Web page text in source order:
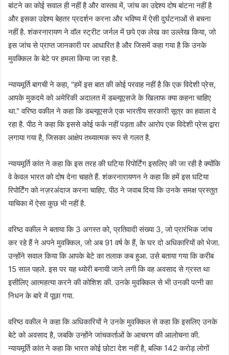
बांटने का कोई सवाल ही नहीं है और वास्तव में, जांच का उद्देश्य दोष बांटना नहीं है
और इसका उद्देश्य बेहतर प्रदर्शन करना और भविष्य में ऐसी दुर्घटनाओं से बचना
नहीं है. शंकरनारायण ने वॉल स्ट्रीट जर्नल में छपे एक लेख का उल्लेख किया, जो
इस जांच से प्राप्त जानकारी पर आधारित है और जिसमें कहा गया है कि उनके
मुवक्किल के बेटे पर हमला किया जा रहा है.
न्यायमूर्ति बागची ने कहा, "हमें इस बात की कोई परवाह नहीं है कि एक विदेशी प्रेस,
आपके मुकदमे को अमेरिकी अदालत में डब्ल्यूएसजे के खिलाफ क्या कहना चाहिए
था." वरिष्ठ वकील ने कहा कि डब्ल्यूएसजे एक भारतीय सरकारी सूत्र का हवाला दे
रहा है. पीठ ने कहा कि इससे कोई फर्क नहीं पड़ता और आरोप एक विदेशी प्रेस द्वारा
लगाया गया है, जिसका आक्षेप तथ्यात्मक रूप से गलत है.
न्यायमूर्ति कांत ने कहा कि इस तरह की घटिया रिपोर्टिंग इसलिए की जा रही है क्योंकि
वे केवल भारत को दोष देना चाहते हैं. शंकरनारायणन ने कहा कि हमें इस घटिया
रिपोर्टिंग को नज़रअंदाज करना चाहिए. पीठ ने जवाब दिया कि उनके समक्ष प्रस्तुत
याचिका में ऐसा कुछ भी नहीं है.
वरिष्ठ वकील ने बताया कि 3 अगस्त को, प्रतिवादी संख्या 3, जो प्रारंभिक जांच
कर रहे हैं ने अपने मुवक्किल, जो अब 91 वर्ष के हैं, के घर दो अधिकारियों को भेजा.
उन्होंने सवाल किया कि आपके बेटे का तलाक कब हुआ. उसे बताया गया कि करीब
15 साल पहले. इस पर यह थ्योरी बनायी जाने लगी कि वह अवसाद से ग्रस्त था
इसीलिए आत्महत्या करने की कोशिश की. उनके मुवक्किल से भी उनकी पत्नी का
निधन के बारे में पूछा गया.
वरिष्ठ वकील ने कहा कि अधिकारियों ने उनके मुवक्किल से कहा कि इसलिए उनके
बेटे को अवसाद है, जबकि उन्होंने जांचकर्ताओं के आचरण की आलोचना की.
न्यायमूर्ति कांत ने कहा कि भारत कोई छोटा देश नहीं है, बल्कि 142 करोड़ लोगों